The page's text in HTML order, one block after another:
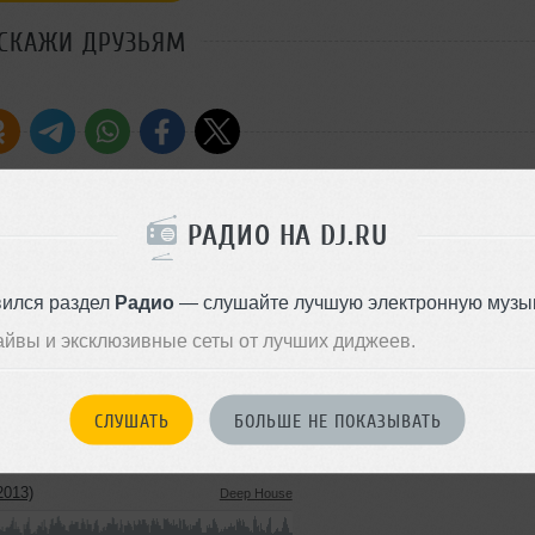
РАДИО НА DJ.RU
раздел Радио— слушайте лучшую электронную
и эксклюзивные сеты от лучших диджеев.
СЛУШАТЬ БОЛЬШЕ НЕ ПОКАЗЫВАТЬ
ДРУЗЬЯМ
7:00 на Мегаполис FM.
Progressive House
137 MB, 320 kbps MP3 498
21 июля 2013
Deep House
Добавлен: 09 декабря 2009,